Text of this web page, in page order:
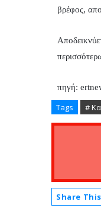
βρέφος,
πηγή:
Tags #
Share This